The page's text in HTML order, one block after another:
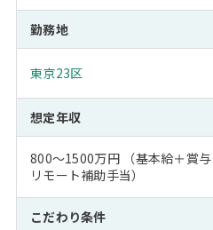
勤務地
東京23区
想定年収
800～1500万円 （基本給＋賞与
リモート補助手当）
こだわり条件